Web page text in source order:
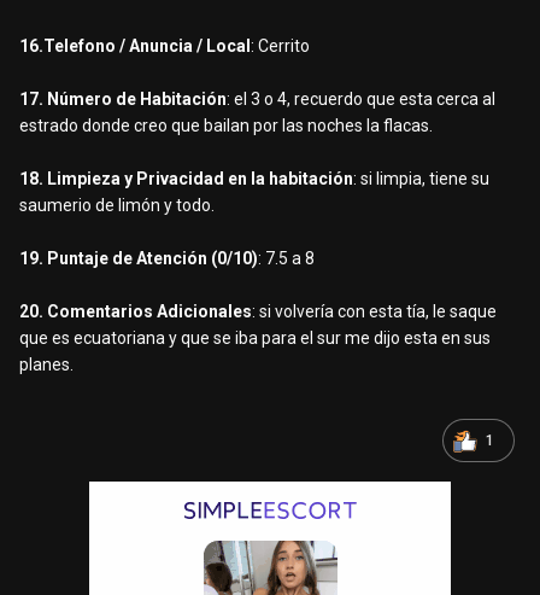
16.Telefono / Anuncia / Local : Cerrito
17. Número de Habitación: el 3 o 4, recuerdo que esta cerca al
estrado donde creo que bailan por las noches la flacas.
18. Limpieza y Privacidad en la habitación: si limpia, tiene su
saumerio de limón y todo.
19. Puntaje de Atención (0/10): 7.5 a 8
20. Comentarios Adicionales: si volvería con esta tía, le saque
que es ecuatoriana y que se iba para el sur me dijo esta en sus
planes.
1